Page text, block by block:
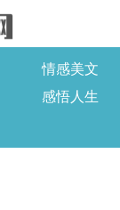
情感美文
感悟人生